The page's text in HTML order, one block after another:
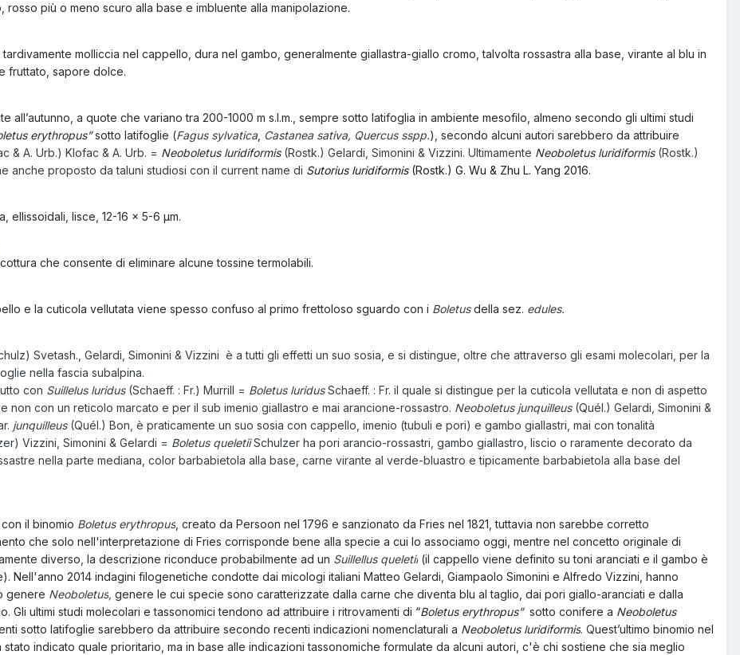
più o meno scuro alla base e imbluente alla manipolazione.
molliccia nel cappello, dura nel gambo, generalmente giallastra-giallo cromo, talvolta rossastra alla base, virante al blu in
fruttato, sapore dolce.
all’autunno, a quote che variano tra 200-1000 m s.l.m., sempre sotto latifoglia in ambiente mesofilo, almeno secondo gli ultimi studi
erythropus” sotto latifoglie (Fagus sylvatica Castanea sativa, Quercus sspp.), secondo alcuni autori sarebbero da attribuire
& A. Urb.) Klofac & A. Urb. = Neoboletus luridiformis (Rostk.) Gelardi, Simonini & Vizzini. Ultimamente Neoboletus luridiformis (Rostk.)
anche proposto da taluni studiosi con il current name di Sutorius luridiformis(Rostk.) G. Wu & Zhu L. Yang 2016.
ellissoidali, lisce, 12-16 × 5-6 µm.
che consente di eliminare alcune tossine termolabili.
e la cuticola vellutata viene spesso confuso al primo frettoloso sguardo con i Boletus della sez. edules.
Svetash., Gelardi, Simonini & Vizzini è a tutti gli effetti un suo sosia, e si distingue, oltre che attraverso gli esami molecolari, per la
nella fascia subalpina.
con Suillelus luridus (Schaeff. : Fr.) Murrill = Boletus luridus Schaeff. : Fr. il quale si distingue per la cuticola vellutata e non di aspetto
non con un reticolo marcato e per il sub imenio giallastro e mai arancione-rossastro. Neoboletus junquilleus (Quél.) Gelardi, Simonini &
junquilleus (Quél.) Bon, è praticamente un suo sosia con cappello, imenio (tubuli e pori) e gambo giallastri, mai con tonalità
Vizzini, Simonini & Gelardi = Boletus queletii Schulzer ha pori arancio-rossastri, gambo giallastro, liscio o raramente decorato da
nella parte mediana, color barbabietola alla base, carne virante al verde-bluastro e tipicamente barbabietola alla base del
il binomio Boletus erythropus , creato da Persoon nel 1796 e sanzionato da Fries nel 1821, tuttavia non sarebbe corretto
che solo nell'interpretazione di Fries corrisponde bene alla specie a cui lo associamo oggi, mentre nel concetto originale di
diverso, la descrizione riconduce probabilmente ad un Suillellus queletii (il cappello viene definito su toni aranciati e il gambo è
Nell'anno 2014 indagini filogenetiche condotte dai micologi italiani Matteo Gelardi, Giampaolo Simonini e Alfredo Vizzini, hanno
genere Neoboletus, genere le cui specie sono caratterizzate dalla carne che diventa blu al taglio, dai pori giallo-aranciati e dalla
Gli ultimi studi molecolari e tassonomici tendono ad attribuire i ritrovamenti di “Boletus erythropus” sotto conifere a Neoboletus
sotto latifoglie sarebbero da attribuire secondo recenti indicazioni nomenclaturali a Neoboletus luridiformis. Quest’ultimo binomio nel
indicato quale prioritario, ma in base alle indicazioni tassonomiche formulate da alcuni autori, c'è chi sostiene che sia meglio